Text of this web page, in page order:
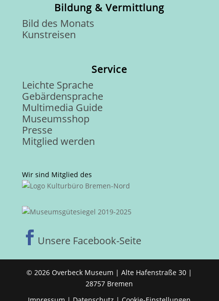
Bildung & Vermittlung
Bild des Monats
Kunstreisen
Service
Leichte Sprache
Gebärdensprache
Multimedia Guide
Museumsshop
Presse
Mitglied werden
Wir sind Mitglied des
 Unsere Facebook-Seite
© 2026 Overbeck Museum | Alte Hafenstraße 30 |
28757 Bremen